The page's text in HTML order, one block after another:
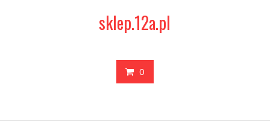
sklep.12a.pl
0